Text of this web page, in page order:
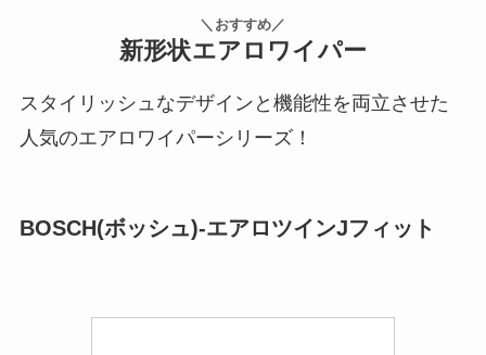
＼おすすめ／
新形状エアロワイパー
スタイリッシュなデザインと機能性を両立させた
人気のエアロワイパーシリーズ！
BOSCH(ボッシュ)-エアロツインJフィット